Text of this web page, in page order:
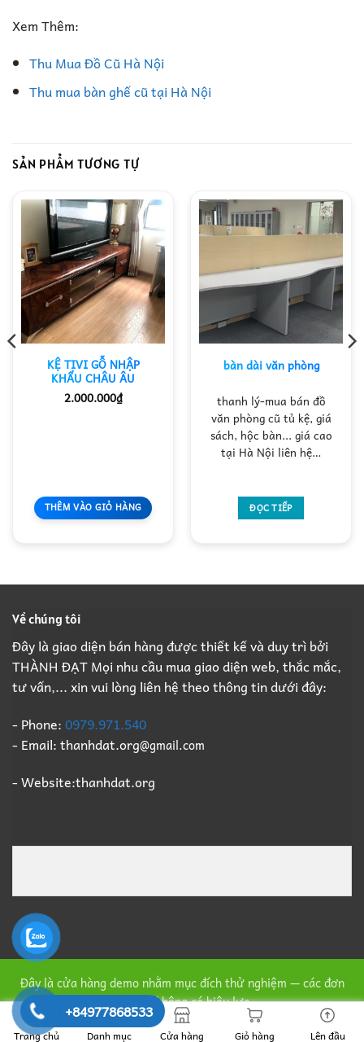
Xem Thêm:
Thu Mua Đồ Cũ Hà Nội
Thu mua bàn ghế cũ tại Hà Nội
SẢN PHẨM TƯƠNG TỰ
KỆ TIVI GỖ NHẬP
KHẨU CHÂU ÂU
2.000.000₫
THÊM VÀO GIỎ HÀNG
bàn dài văn phòng
thanh lý-mua bán đồ
văn phòng cũ tủ kệ, giá
sách, hộc bàn... giá cao
tại Hà Nội liên hệ…
ĐỌC TIẾP
Về chúng tôi
Đây là giao diện bán hàng được thiết kế và duy trì bởi
THÀNH ĐẠT Mọi nhu cầu mua giao diện web, thắc mắc,
tư vấn,... xin vui lòng liên hệ theo thông tin dưới đây:
- Phone:0979.971.540
- Email: thanhdat.org@gmail.com
- Website:thanhdat.org
Đây là cửa hàng demo nhằm mục đích thử nghiệm — các đơn
hàng sẽ không có hiệu lực.
Copyright 2026 ©mua đồ gỗ cũ bởi Thành Đạt
Trang chủ Danh mục Cửa hàng Giỏ hàng Lên đầu
+84977868533